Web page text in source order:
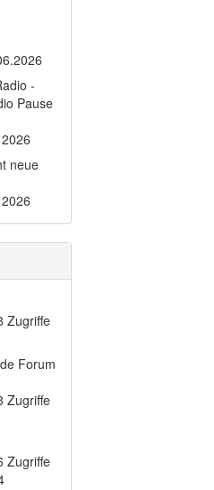
-
Pause
neue
Zugriffe
Forum
Zugriffe
Zugriffe